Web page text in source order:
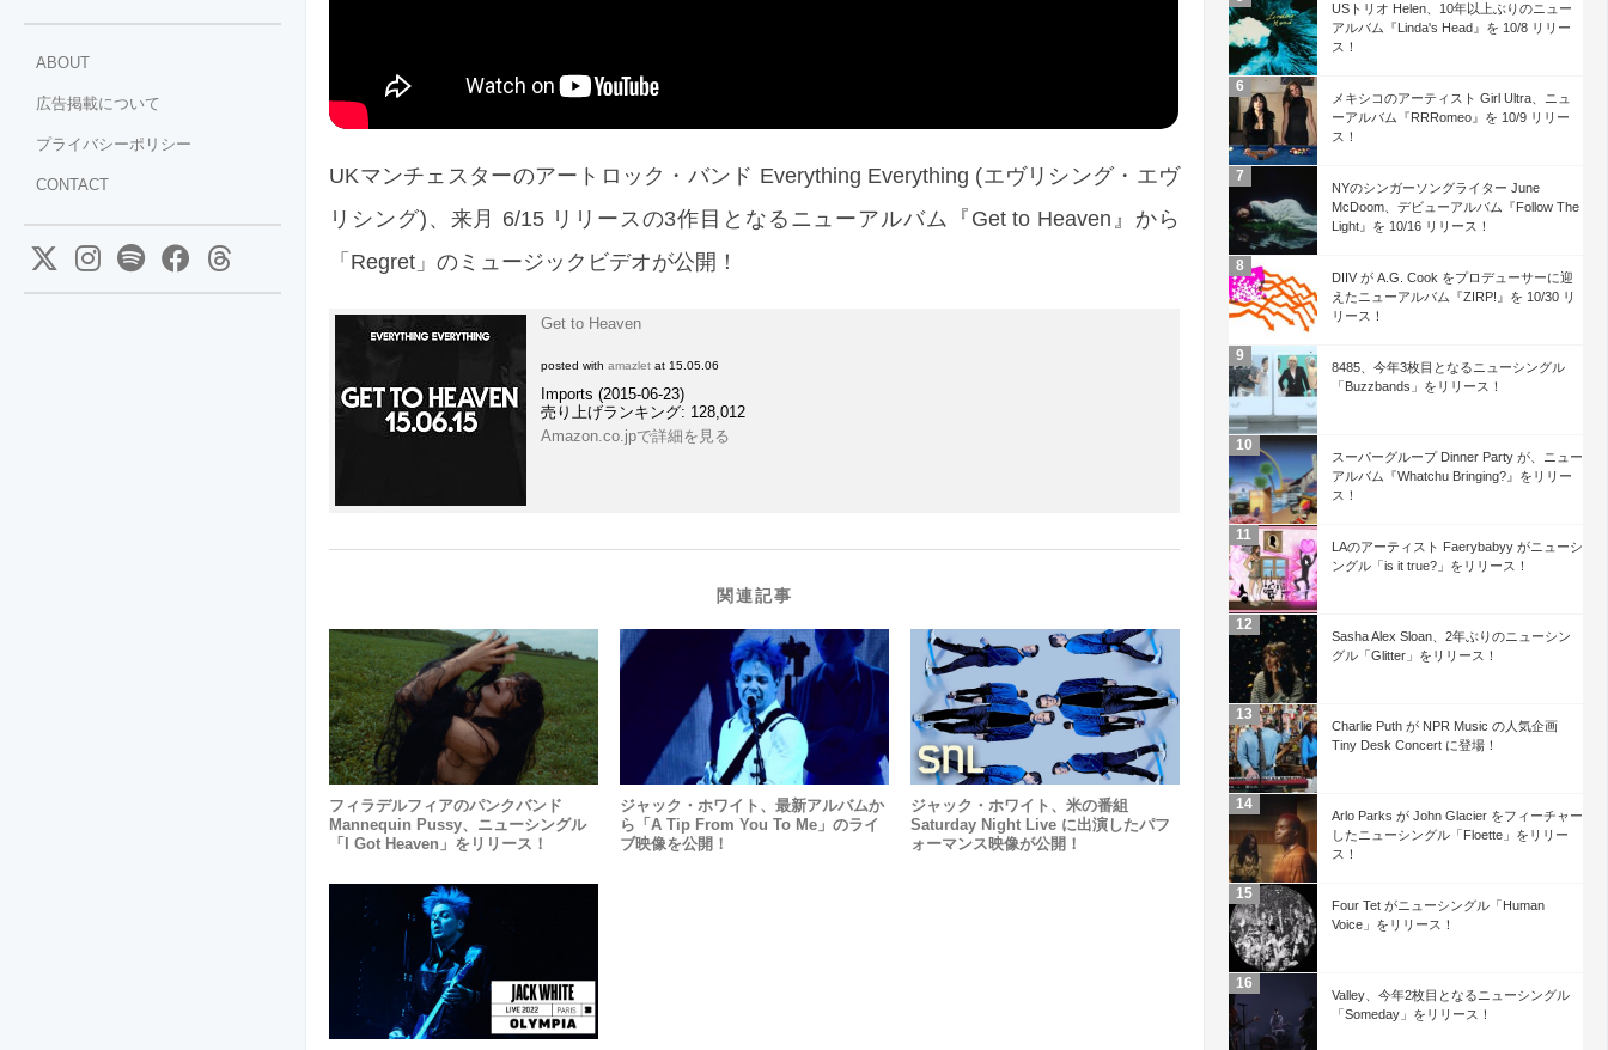
ABOUT
広告掲載について
プライバシーポリシー
CONTACT
UKマンチェスターのアートロック・バンド Everything Everything (エヴリシング・エヴ
リシング)、来月 6/15 リリースの3作目となるニューアルバム『Get to Heaven』から
「Regret」のミュージックビデオが公開！
Get to Heaven
posted withamazlet at 15.05.06
Imports (2015-06-23)
売り上げランキング: 128,012
Amazon.co.jpで詳細を見る
関連記事
フィラデルフィアのパンクバンド
Mannequin Pussy、ニューシングル
「I Got Heaven」をリリース！
ジャック・ホワイト、最新アルバムか
ら「A Tip From You To Me」のライ
ブ映像を公開！
ジャック・ホワイト、米の番組
Saturday Night Live に出演したパフ
ォーマンス映像が公開！
USトリオ Helen、10年以上ぶりのニュー
アルバム『Linda's Head』を 10/8 リリー
ス！
メキシコのアーティスト Girl Ultra、ニュ
ーアルバム『RRRomeo』を 10/9 リリー
ス！
NYのシンガーソングライター June
McDoom、デビューアルバム『Follow The
Light』を 10/16 リリース！
DIIV が A.G. Cook をプロデューサーに迎
えたニューアルバム『ZIRP!』を 10/30 リ
リース！
8485、今年3枚目となるニューシングル
「Buzzbands」をリリース！
スーパーグループ Dinner Party が、ニュー
アルバム『Whatchu Bringing?』をリリー
ス！
LAのアーティスト Faerybabyy がニューシ
ングル「is it true?」をリリース！
Sasha Alex Sloan、2年ぶりのニューシン
グル「Glitter」をリリース！
Charlie Puth が NPR Music の人気企画
Tiny Desk Concert に登場！
Arlo Parks が John Glacier をフィーチャー
したニューシングル「Floette」をリリー
ス！
Four Tet がニューシングル「Human
Voice」をリリース！
Valley、今年2枚目となるニューシングル
「Someday」をリリース！